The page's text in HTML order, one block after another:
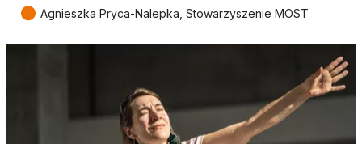
● Agnieszka Pryca-Nalepka, Stowarzyszenie MOST